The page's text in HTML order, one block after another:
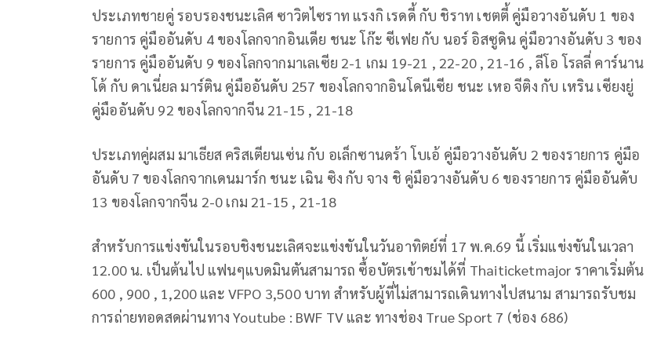
ประเภทชายคู่ รอบรองชนะเลิศ ซาวิตไซราท แรงกิ เรดดี้ กับ ชิราท เชตตี้ คู่มือวางอันดับ 1 ของ
รายการ คู่มืออันดับ 4 ของโลกจากอินเดีย ชนะ โก๊ะ ซีเฟย กับ นอร์ อิสซูดิน คู่มือวางอันดับ 3 ของ
รายการ คู่มืออันดับ 9 ของโลกจากมาเลเซีย 2-1 เกม 19-21 , 22-20 , 21-16 , ลีโอ โรลลี่ คาร์นาน
โด้ กับ ดาเนี่ยล มาร์ติน คู่มืออันดับ 257 ของโลกจากอินโดนีเซีย ชนะ เหอ จีติง กับ เหริน เซียงยู่
คู่มืออันดับ 92 ของโลกจากจีน 21-15 , 21-18
ประเภทคู่ผสม มาเธียส คริสเตียนเซ่น กับ อเล็กซานดร้า โบเอ้ คู่มือวางอันดับ 2 ของรายการ คู่มือ
อันดับ 7 ของโลกจากเดนมาร์ก ชนะ เฉิน ซิง กับ จาง ชิ คู่มือวางอันดับ 6 ของรายการ คู่มืออันดับ
13 ของโลกจากจีน 2-0 เกม 21-15 , 21-18
สำหรับการแข่งขันในรอบชิงชนะเลิศจะแข่งขันในวันอาทิตย์ที่ 17 พ.ค.69 นี้ เริ่มแข่งขันในเวลา
12.00 น. เป็นต้นไป แฟนๆแบดมินตันสามารถ ซื้อบัตรเข้าชมได้ที่ Thaiticketmajor ราคาเริ่มต้น
600 , 900 , 1,200 และ VFPO 3,500 บาท สำหรับผู้ที่ไม่สามารถเดินทางไปสนาม สามารถรับชม
การถ่ายทอดสดผ่านทาง Youtube : BWF TV และ ทางช่อง True Sport 7 (ช่อง 686)